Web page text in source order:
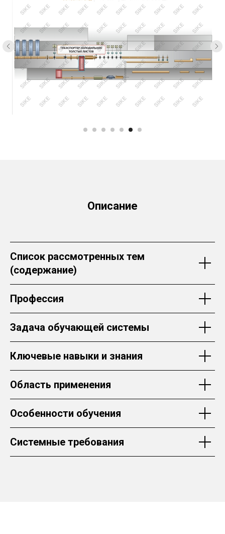
Описание
Список рассмотренных тем
(содержание)
Профессия
Задача обучающей системы
Ключевые навыки и знания
Область применения
Особенности обучения
Системные требования